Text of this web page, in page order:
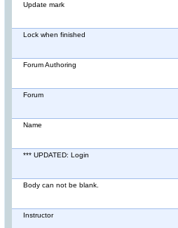
Update mark
Lock when finished
Forum Authoring
Forum
Name
*** UPDATED: Login
Body can not be blank.
Instructor